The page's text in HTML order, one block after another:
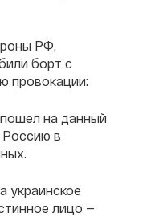
РФ,
борт с
провокации:
на данный
Россию в
украинское
лицо —